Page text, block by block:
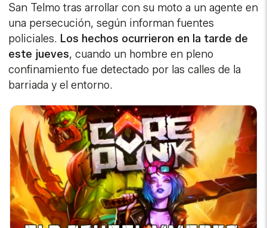
San Telmo tras arrollar con su moto a un agente en
una persecución, según informan fuentes
policiales. Los hechos ocurrieron en la tarde de
este jueves, cuando un hombre en pleno
confinamiento fue detectado por las calles de la
barriada y el entorno.